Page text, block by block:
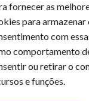
fornecer as
para
com
comportamento
ou retirar o
e funções.
no